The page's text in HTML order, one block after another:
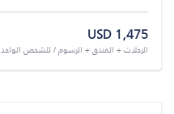
USD 1,475
الرحلات + الفندق + الرسوم / للشخص الواحد